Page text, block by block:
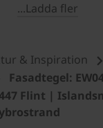
...Ladda fler
& Inspiration
Fasadtegel:
Flint |